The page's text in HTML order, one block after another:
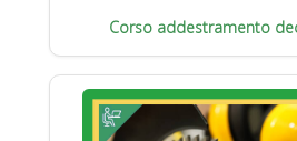
Corso addestramento